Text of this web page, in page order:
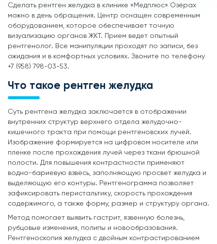
Сделать рентген желудка в клинике «Медплюс» Озёрах
можно в день обращения. Центр оснащен современным
оборудованием, которое обеспечивает точную
визуализацию органов ЖКТ. Прием ведет опытный
рентгенолог. Все манипуляции проходят по записи, без
ожидания и в комфортных условиях. Звоните по телефону
+7 (958) 798-03-53.
Что такое рентген желудка
Суть рентгена желудка заключается в отображении
внутренних структур верхнего отдела желудочно-
кишечного тракта при помощи рентгеновских лучей.
Изображение формируется на цифровом носителе или
пленке после прохождения лучей через ткани брюшной
полости. Для повышения контрастности применяют
водно-бариевую взвесь, заполняющую просвет желудка и
выделяющую его контуры. Рентгенограмма позволяет
зафиксировать перистальтику, скорость прохождения
содержимого, а также форму, размер и структуру органа.
Метод помогает выявить гастрит, язвенную болезнь,
рубцовые изменения, полипы и новообразования.
Рентгеноскопия желудка с двойным контрастированием